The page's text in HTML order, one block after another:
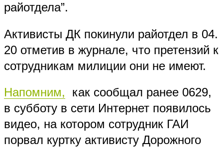
райотдела”.
Активисты ДК покинули райотдел в 04.
20 отметив в журнале, что претензий к
сотрудникам милиции они не имеют.
Напомним, как сообщал ранее 0629,
в субботу в сети Интернет появилось
видео, на котором сотрудник ГАИ
порвал куртку активисту Дорожного